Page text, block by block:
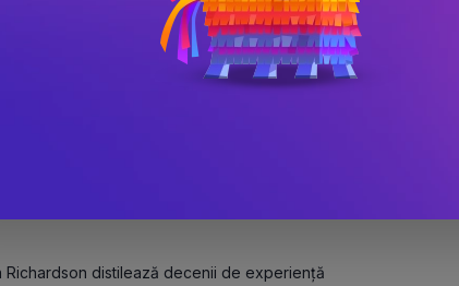
John Richardson ,Attia Qureshi,Julian Fisher
am vrea să recunoaștem, de abilitatea de a
oamenilor preferă să le evite. De la
unui conflict tensionat în familie, felul în
Richardson distilează decenii de experiență